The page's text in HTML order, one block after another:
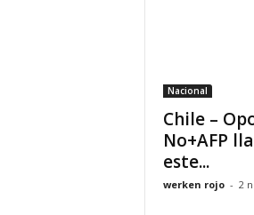
Nacional
Chile –
No+AFP
este...
werken rojo - 2